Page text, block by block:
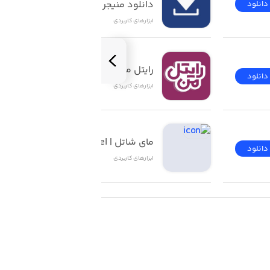
میدیم چطور آیفون یا آیپدت رو آماده
دانلود
دانلود
دانلود
دانلود منیجر iOS
ابزار‌های کاربردی
رایتل من | My Rightel
ابزار‌های کاربردی
مای شاتل | My Shatel
ابزار‌های کاربردی